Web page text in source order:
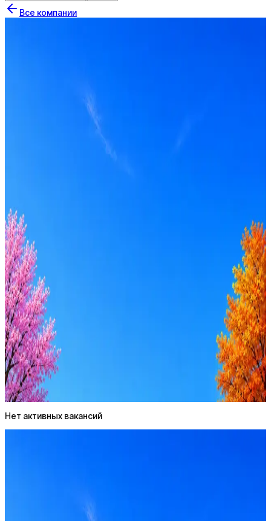
Все компании
Транспак
0активные вакансии
Стратегия поиска с AI: рынки, позиции, вилка, каналы
AI генерация сопроводительных писем
Нет активных вакансий